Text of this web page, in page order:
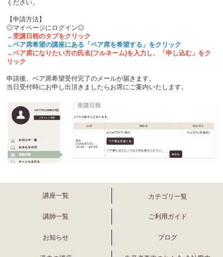
ください。
【申請方法】
◎マイページにログイン◎
→受講日程のタブをクリック
→ペア席希望の講座にある「ペア席を希望する」をクリック
→ペア席になりたい方の氏名(フルネーム)を入力し、「申し込む」をク
リック
申請後、ペア席希望受付完了のメールが届きます。
当日受付時にお申し出頂きましたらお席にご案内いたします。
講座一覧 カテゴリ一覧
講師一覧 ご利用ガイド
お知らせ ブログ